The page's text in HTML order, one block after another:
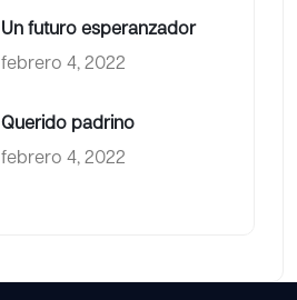
Un futuro esperanzador
febrero 4, 2022
Querido padrino
febrero 4, 2022